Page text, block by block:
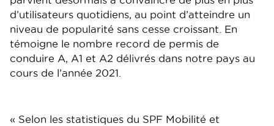
d’utilisateurs quotidiens, au point d’atteindre un
niveau de popularité sans cesse croissant. En
témoigne le nombre record de permis de
conduire A, A1 et A2 délivrés dans notre pays au
cours de l’année 2021.
« Selon les statistiques du SPF Mobilité et